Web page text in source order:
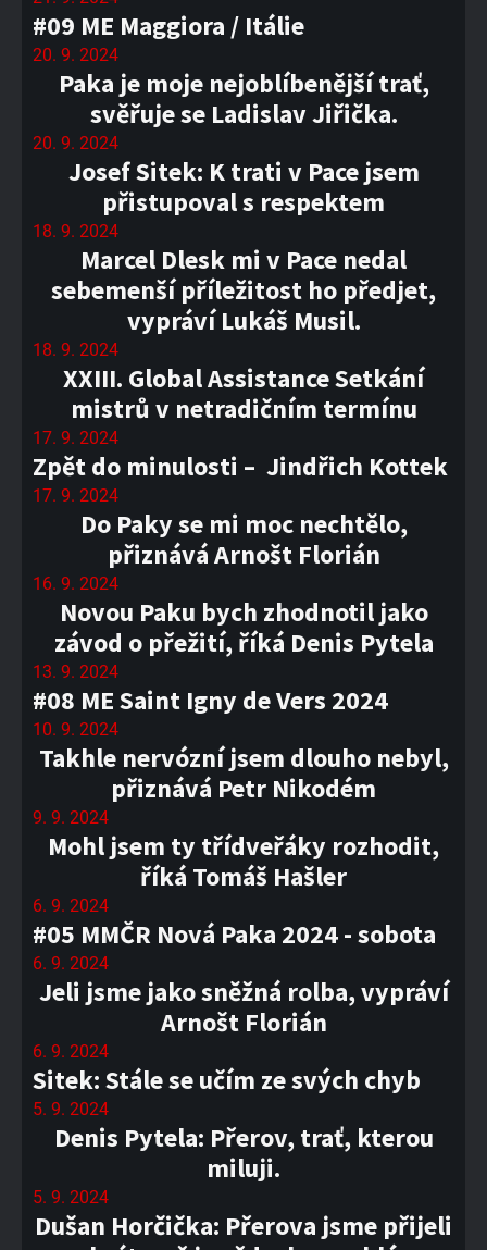
#09 ME Maggiora / Itálie
20. 9. 2024
Paka je moje nejoblíbenější trať,
svěřuje se Ladislav Jiřička.
20. 9. 2024
Josef Sitek: K trati v Pace jsem
přistupoval s respektem
18. 9. 2024
Marcel Dlesk mi v Pace nedal
sebemenší příležitost ho předjet,
vypráví Lukáš Musil.
18. 9. 2024
XXIII. Global Assistance Setkání
mistrů v netradičním termínu
17. 9. 2024
Zpět do minulosti – Jindřich Kottek
17. 9. 2024
Do Paky se mi moc nechtělo,
přiznává Arnošt Florián
16. 9. 2024
Novou Paku bych zhodnotil jako
závod o přežití, říká Denis Pytela
13. 9. 2024
#08 ME Saint Igny de Vers 2024
10. 9. 2024
Takhle nervózní jsem dlouho nebyl,
přiznává Petr Nikodém
9. 9. 2024
Mohl jsem ty třídveřáky rozhodit,
říká Tomáš Hašler
6. 9. 2024
#05 MMČR Nová Paka 2024 - sobota
6. 9. 2024
Jeli jsme jako sněžná rolba, vypráví
Arnošt Florián
6. 9. 2024
Sitek: Stále se učím ze svých chyb
5. 9. 2024
Denis Pytela: Přerov, trať, kterou
miluji.
5. 9. 2024
Dušan Horčička: Přerova jsme přijeli